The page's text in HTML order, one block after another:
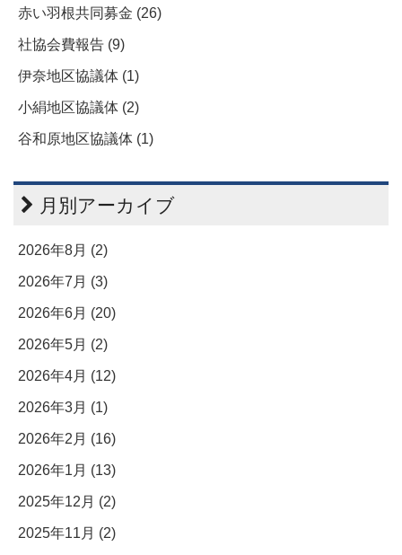
赤い羽根共同募金 (26)
社協会費報告 (9)
伊奈地区協議体 (1)
小絹地区協議体 (2)
谷和原地区協議体 (1)
月別アーカイブ
2026年8月 (2)
2026年7月 (3)
2026年6月 (20)
2026年5月 (2)
2026年4月 (12)
2026年3月 (1)
2026年2月 (16)
2026年1月 (13)
2025年12月 (2)
2025年11月 (2)